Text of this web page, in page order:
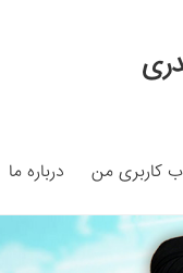
کاربری من درباره ما
My
Search Results